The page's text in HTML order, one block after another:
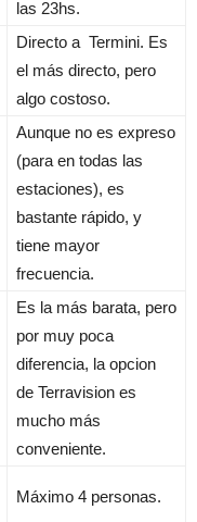
las 23hs.
Directo a Termini. Es
el más directo, pero
algo costoso.
Aunque no es expreso
(para en todas las
estaciones), es
bastante rápido, y
tiene mayor
frecuencia.
Es la más barata, pero
por muy poca
diferencia, la opcion
de Terravision es
mucho más
conveniente.
Máximo 4 personas.